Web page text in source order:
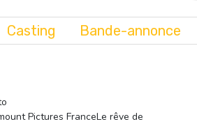
Casting Bande-annonce
Pictures FranceLe rêve de